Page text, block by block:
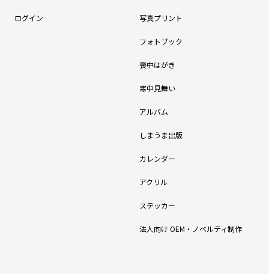
ログイン 写真プリント
フォトブック
喪中はがき
寒中見舞い
アルバム
しまうま出版
カレンダー
アクリル
ステッカー
法人向け OEM・ノベルティ制作